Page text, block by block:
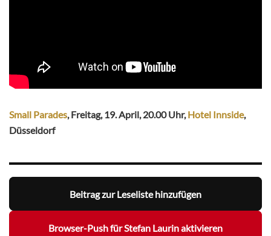
Small Parades, Freitag, 19. April, 20.00 Uhr,Hotel Innside,
Düsseldorf
Beitrag zur Leseliste hinzufügen
Browser-Push für Stefan Laurin aktivieren